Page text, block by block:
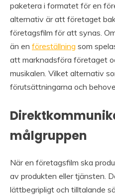
paketera i formatet för en
alternativ är att företaget
företagsfilm för att synas.
än en föreställning som
att marknadsföra företaget
musikalen. Vilket alternativ
förutsättningarna och
målgruppen
När en företagsfilm ska
av produkten eller tjänsten.
lättbegripligt och tilltalande